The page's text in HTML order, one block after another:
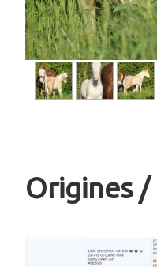
Origines /